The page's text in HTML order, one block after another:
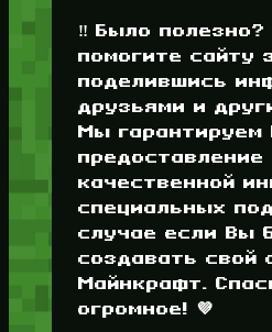
‼️ Было полезно?
помогите сайту
поделившись
друзьями и
Мы гарантируем
предоставление
качественной
специальных
случае если Вы
создавать свой
Майнкрафт.
огромное! 💜